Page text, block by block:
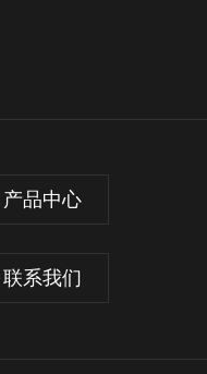
产品中心
联系我们